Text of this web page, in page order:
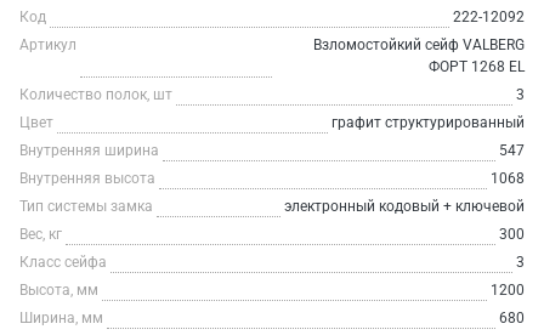
Код
222-12092
Артикул
Взломостойкий сейф VALBERG
ФОРТ 1268 EL
Количество полок, шт
3
Цвет
графит структурированный
Внутренняя ширина
547
Внутренняя высота
1068
Тип системы замка
электронный кодовый + ключевой
Вес, кг
300
Класс сейфа
3
Высота, мм
1200
Ширина, мм
680